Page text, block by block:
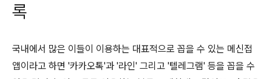
록
국내에서 많은 이들이 이용하는 대표적으로 꼽을 수 있는 메신접
앱이라고 하면 '카카오톡'과 '라인' 그리고 '텔레그램' 등을 꼽을 수